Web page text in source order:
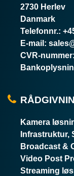
2730 Herlev
Danmark
Telefonnr.:
E-mail :
CVR-nummer:
Kamera
Infrastruktur,
Broadcast &
Video Post
Streaming